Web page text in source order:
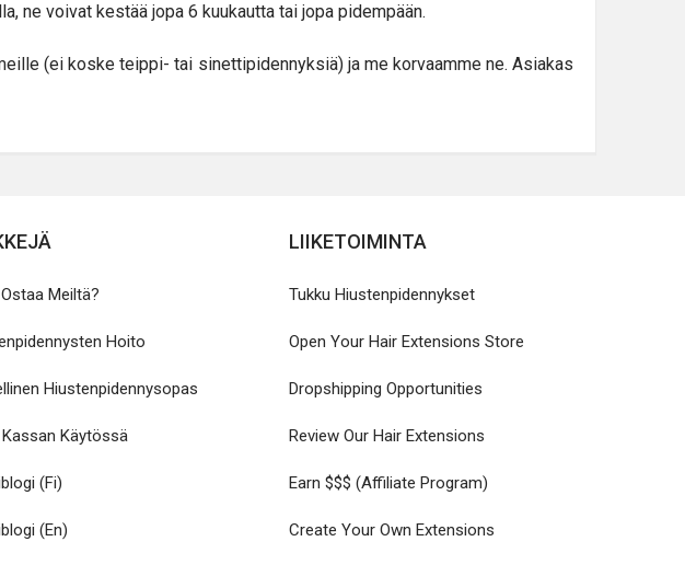
ne voivat kestää jopa 6 kuukautta tai jopa pidempään.
(ei koske teippi- tai sinettipidennyksiä) ja me korvaamme ne. Asiakas
Meiltä?
Hoito
Hiustenpidennysopas
Käytössä
(Fi)
(En)
LIIKETOIMINTA
Tukku Hiustenpidennykset
Open Your Hair Extensions Store
Dropshipping Opportunities
Review Our Hair Extensions
Earn $$$ (Affiliate Program)
Create Your Own Extensions